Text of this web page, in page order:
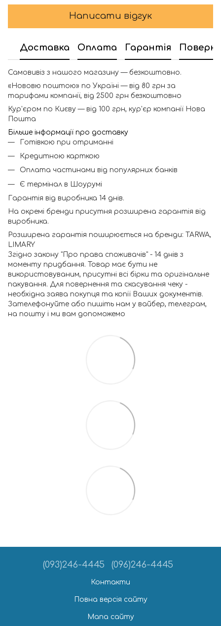
Написати відгук
Доставка Оплата Гарантія
Самовивіз з нашого магазину — безкоштовно.
«Нововю поштою» по Україні — від 80 грн за
тарифами компанії, від 2500 грн безкоштовно
Кур'єром по Києву — від 100 грн, кур'єр компанії Нова
Пошта
Більше інформації про доставку
Готівкою при отриманні
Кредитною карткою
Оплата частинами від популярних банків
Є термінал в Шоурумі
Гарантія від виробника 14 днів.
На окремі бренди присутня розширена гарантія від
виробника.
Розширена гарантія поширюється на бренди: TARWA,
LIMARY
Згідно закону "Про права споживачів" - 14 днів з
моменту придбання. Товар має бути не
використовуваним, присутні всі бірки та оригінальне
пакування. Для повернення та скасування чеку -
необхідна заява покупця та копії Ваших документів.
Зателефонуйте або пишіть нам у вайбер, телеграм,
на пошту і ми вам допоможемо
(093)246-4445 (096)246-4445
Контакти
Повна версія сайту
Мапа сайту